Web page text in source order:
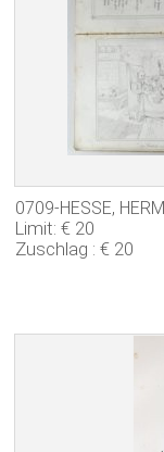
0709-HESSE,
Limit: € 20
Zuschlag : € 20